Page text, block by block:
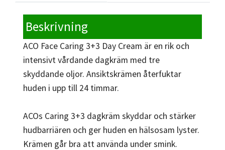
Beskrivning
ACO Face Caring 3+3 Day Cream är en rik och
intensivt vårdande dagkräm med tre
skyddande oljor. Ansiktskrämen återfuktar
huden i upp till 24 timmar.
ACOs Caring 3+3 dagkräm skyddar och stärker
hudbarriären och ger huden en hälsosam lyster.
Krämen går bra att använda under smink.